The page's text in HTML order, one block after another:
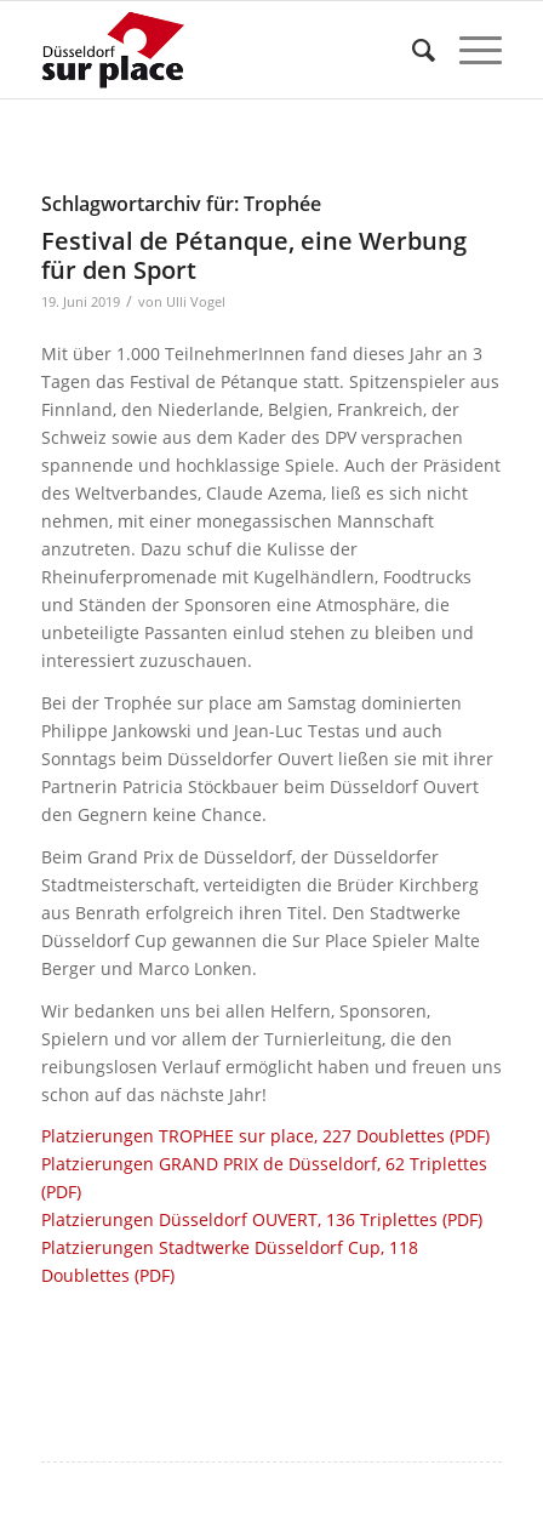
Schlagwortarchiv für:Trophée
Festival de Pétanque, eine Werbung
für den Sport
19. Juni 2019 / von Ulli Vogel
Mit über 1.000 TeilnehmerInnen fand dieses Jahr an 3
Tagen das Festival de Pétanque statt. Spitzenspieler aus
Finnland, den Niederlande, Belgien, Frankreich, der
Schweiz sowie aus dem Kader des DPV versprachen
spannende und hochklassige Spiele. Auch der Präsident
des Weltverbandes, Claude Azema, ließ es sich nicht
nehmen, mit einer monegassischen Mannschaft
anzutreten. Dazu schuf die Kulisse der
Rheinuferpromenade mit Kugelhändlern, Foodtrucks
und Ständen der Sponsoren eine Atmosphäre, die
unbeteiligte Passanten einlud stehen zu bleiben und
interessiert zuzuschauen.
Bei der Trophée sur place am Samstag dominierten
Philippe Jankowski und Jean-Luc Testas und auch
Sonntags beim Düsseldorfer Ouvert ließen sie mit ihrer
Partnerin Patricia Stöckbauer beim Düsseldorf Ouvert
den Gegnern keine Chance.
Beim Grand Prix de Düsseldorf, der Düsseldorfer
Stadtmeisterschaft, verteidigten die Brüder Kirchberg
aus Benrath erfolgreich ihren Titel. Den Stadtwerke
Düsseldorf Cup gewannen die Sur Place Spieler Malte
Berger und Marco Lonken.
Wir bedanken uns bei allen Helfern, Sponsoren,
Spielern und vor allem der Turnierleitung, die den
reibungslosen Verlauf ermöglicht haben und freuen uns
schon auf das nächste Jahr!
Platzierungen TROPHEE sur place, 227 Doublettes (PDF)
Platzierungen GRAND PRIX de Düsseldorf, 62 Triplettes
(PDF)
Platzierungen Düsseldorf OUVERT, 136 Triplettes (PDF)
Platzierungen Stadtwerke Düsseldorf Cup, 118
Doublettes (PDF)